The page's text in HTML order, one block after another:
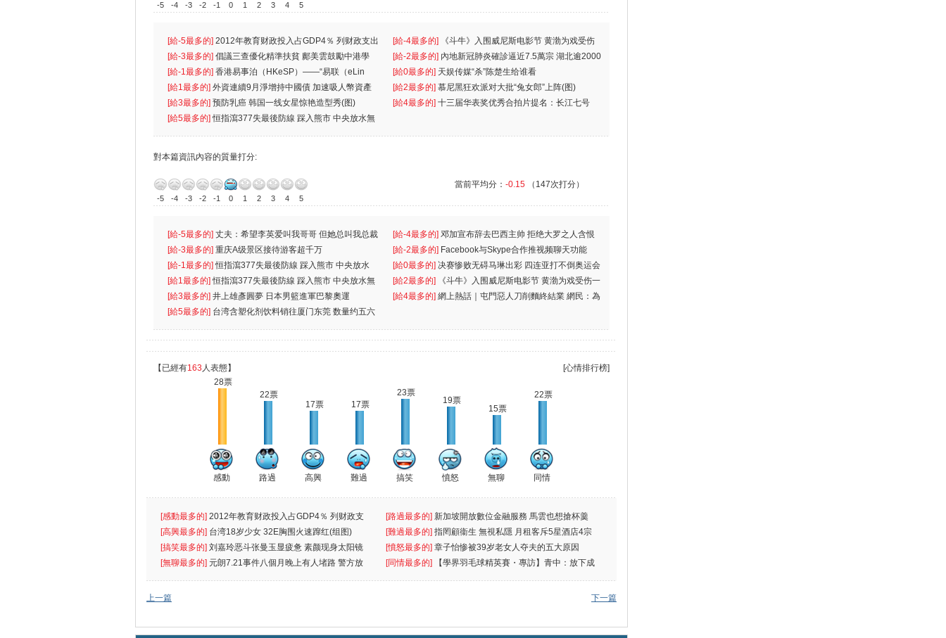
-5 -4 -3 -2 -1 0 1 2 3 4 5
[給-5最多的] 2012年教育财政投入占GDP4％ 列财政支出
首位
[給-4最多的]
《斗牛》入围威尼斯电影节 黄渤为戏受伤
一
[給-3最多的] 倡議三查優化精準扶貧 鄺美雲鼓勵中港學
生
[給-2最多的] 內地新冠肺炎確診逼近7.5萬宗 湖北逾2000
人
[給-1最多的] 香港易事泊（HKeSP）——“易联（eLin
k）”项目
[給0最多的] 天娱传媒“杀”陈楚生给谁看
[給1最多的] 外資連續9月淨增持中國債 加速吸人幣資產 [給2最多的] 慕尼黑狂欢派对大批“兔女郎”上阵(图)
[給3最多的] 预防乳癌 韩国一线女星惊艳造型秀(图) [給4最多的] 十三届华表奖优秀合拍片提名：长江七号
[給5最多的]恒指瀉377失最後防線 踩入熊市 中央放水無
對本篇資訊內容的質量打分:
-5 -4 -3 -2 -1 0 1 2 3 4 5
當前平均分： -0.15 （147次打分）
[給-5最多的] 丈夫：希望李英爱叫我哥哥 但她总叫我总裁
先
[給-4最多的] 邓加宣布辞去巴西主帅 拒绝大罗之人含恨
离
[給-3最多的] 重庆A级景区接待游客超千万 [給-2最多的] Facebook与Skype合作推视频聊天功能
[給-1最多的]恒指瀉377失最後防線 踩入熊市 中央放水
無
[給0最多的] 决赛惨败无碍马琳出彩 四连亚打不倒奥运会
[給1最多的]恒指瀉377失最後防線 踩入熊市 中央放水無 [給2最多的]
《斗牛》入围威尼斯电影节 黄渤为戏受伤一
[給3最多的] 井上雄彥圓夢 日本男籃進軍巴黎奧運 [給4最多的] 網上熱話｜屯門惡人刀削麵終結業 網民：為
[給5最多的] 台湾含塑化剂饮料销往厦门东莞 数量约五六
[心情排行榜]
【已經有163 人表態】
28票
感動
22票
路過
17票
高興
17票
難過
23票
搞笑
19票
憤怒
15票
無聊
22票
同情
[感動最多的] 2012年教育财政投入占GDP4％ 列财政支
出首位
[路過最多的] 新加坡開放數位金融服務 馬雲也想搶杯羹
[高興最多的] 台湾18岁少女 32E胸围火速蹿红(组图) [難過最多的] 指罔顧衞生 無視私隱 月租客斥5星酒店4宗
罪
[搞笑最多的] 刘嘉玲恶斗张曼玉显疲惫 素颜现身太阳镜
遮
[憤怒最多的] 章子怡惨被39岁老女人夺夫的五大原因
[無聊最多的] 元朗7.21事件八個月晚上有人堵路 警方放
催
[同情最多的]
【學界羽毛球精英賽・專訪】青中：放下成
敗
上一篇
下一篇